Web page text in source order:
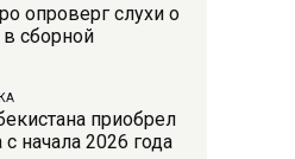
опроверг слухи о
в сборной
приобрел
с начала 2026 года